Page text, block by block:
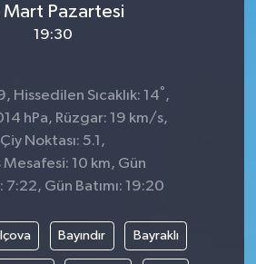
Mart Pazartesi
19:30
Hissedilen Sıcaklık: 14° ,
hPa, Rüzgar: 19 km/s,
Çiy Noktası: 5.1,
Mesafesi: 10 km, Gün
7:22, Gün Batımı: 19:20
Bayındır Bayraklı